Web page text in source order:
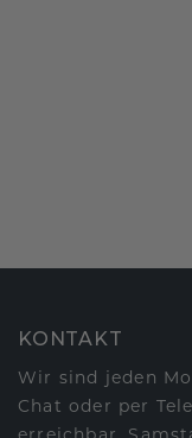
KONTAKT
Wir sind jeden
Chat oder per